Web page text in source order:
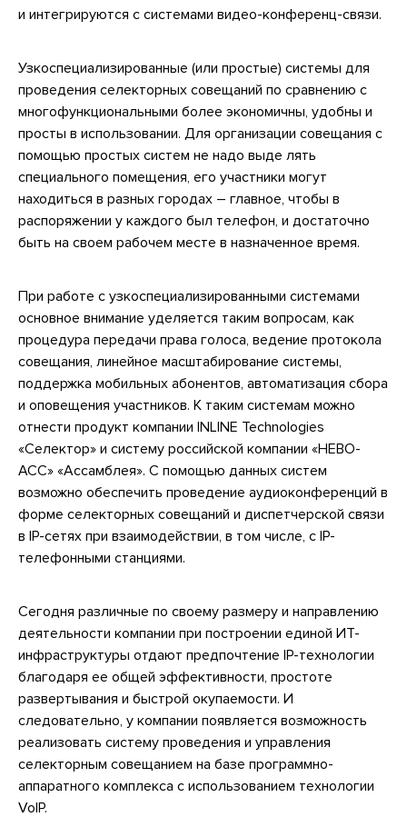
и интегрируются с системами видео-конференц-связи.
Узкоспециализированные (или простые) системы для
проведения селекторных совещаний по сравнению с
многофункциональными более экономичны, удобны и
просты в использовании. Для организации совещания с
помощью простых систем не надо выде лять
специального помещения, его участники могут
находиться в разных городах – главное, чтобы в
распоряжении у каждого был телефон, и достаточно
быть на своем рабочем месте в назначенное время.
При работе с узкоспециализированными системами
основное внимание уделяется таким вопросам, как
процедура передачи права голоса, ведение протокола
совещания, линейное масштабирование системы,
поддержка мобильных абонентов, автоматизация сбора
и оповещения участников. К таким системам можно
отнести продукт компании INLINE Technologies
«Селектор» и систему российской компании «НЕВО-
АСС» «Ассамблея». С помощью данных систем
возможно обеспечить проведение аудиоконференций в
форме селекторных совещаний и диспетчерской связи
в IP-сетях при взаимодействии, в том числе, с IP-
телефонными станциями.
Сегодня различные по своему размеру и направлению
деятельности компании при построении единой ИТ-
инфраструктуры отдают предпочтение IP-технологии
благодаря ее общей эффективности, простоте
развертывания и быстрой окупаемости. И
следовательно, у компании появляется возможность
реализовать систему проведения и управления
селекторным совещанием на базе программно-
аппаратного комплекса с использованием технологии
VoIP.